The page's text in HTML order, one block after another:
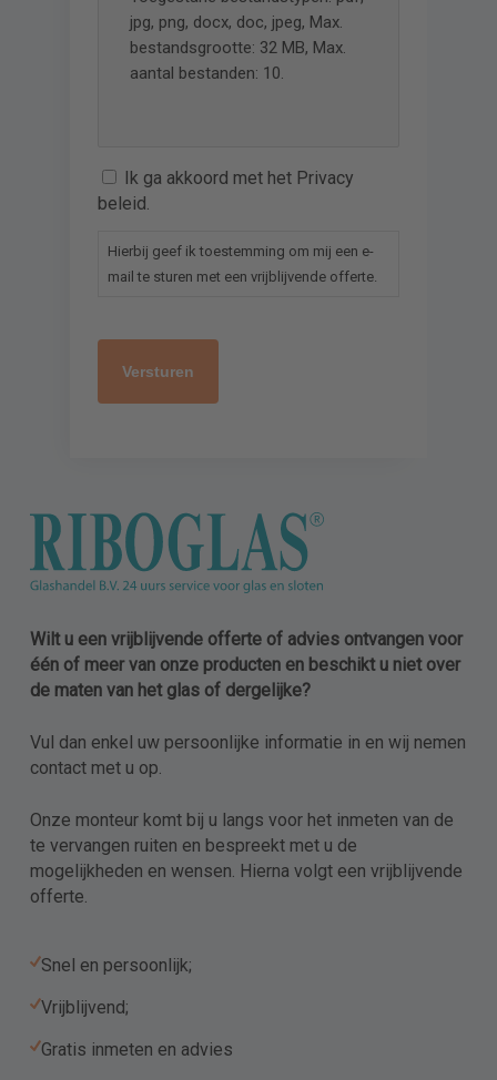
Wilt u een vrijblijvende offerte of advies ontvangen voor
één of meer van onze producten en beschikt u niet over
de maten van het glas of dergelijke?
Vul dan enkel uw persoonlijke informatie in en wij nemen
contact met u op.
Onze monteur komt bij u langs voor het inmeten van de
te vervangen ruiten en bespreekt met u de
mogelijkheden en wensen. Hierna volgt een vrijblijvende
offerte.
Snel en persoonlijk;
Vrijblijvend;
Gratis inmeten en advies
jpg, png, docx, doc, jpeg, Max.
bestandsgrootte: 32 MB, Max.
aantal bestanden: 10.
Ik ga akkoord met het Privacy
beleid.
Hierbij geef ik toestemming om mij een e-
mail te sturen met een vrijblijvende offerte.